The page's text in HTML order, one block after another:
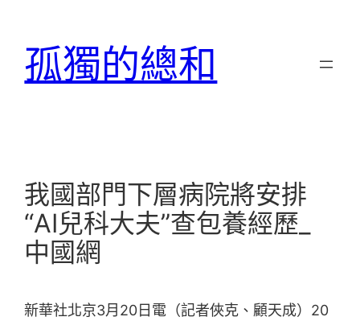
孤獨的總和
我國部門下層病院將安排
“AI兒科大夫”查包養經歷_
中國網
新華社北京3月20日電（記者俠克、顧天成）20